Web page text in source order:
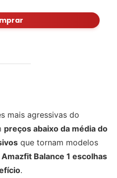
mais agressivas do
preços abaixo da média do
que tornam modelos
Balance 1 escolhas
.